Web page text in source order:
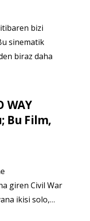
bizi
sinematik
biraz daha
WAY
Bu Film,
giren Civil War
ikisi solo,…